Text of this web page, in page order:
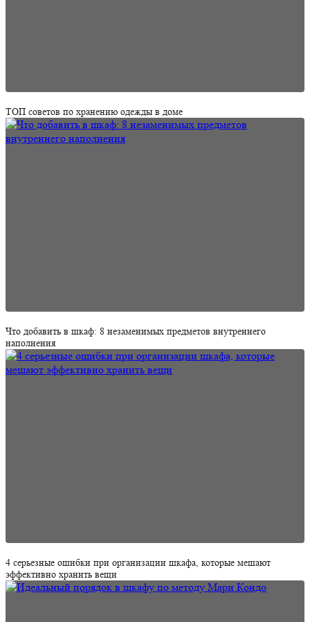
ТОП советов по хранению одежды в доме
Что добавить в шкаф: 8 незаменимых предметов внутреннего
наполнения
4 серьезные ошибки при организации шкафа, которые мешают
эффективно хранить вещи